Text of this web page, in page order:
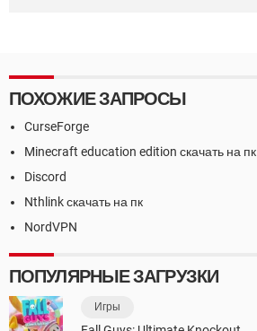
ПОХОЖИЕ ЗАПРОСЫ
CurseForge
Minecraft education edition скачать на пк
Discord
Nthlink скачать на пк
NordVPN
ПОПУЛЯРНЫЕ ЗАГРУЗКИ
Игры